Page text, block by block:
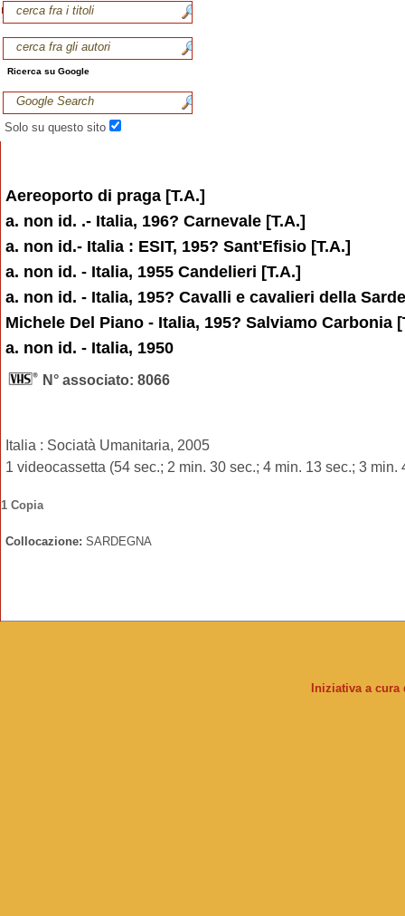
Ricerca su Google
Solo su questo sito
Aereoporto di praga [T.A.]
a. non id. .- Italia, 196? Carnevale [T.A.]
a. non id.- Italia : ESIT, 195? Sant'Efisio [T.A.]
a. non id. - Italia, 1955 Candelieri [T.A.]
a. non id. - Italia, 195? Cavalli e cavalieri della
Michele Del Piano - Italia, 195? Salviamo Carbonia
a. non id. - Italia, 1950
N° associato: 8066
Italia : Sociatà Umanitaria, 2005
1 videocassetta (54 sec.; 2 min. 30 sec.; 4 min. 13 sec.; 3
1 Copia
Collocazione: SARDEGNA
Iniziativa a cura